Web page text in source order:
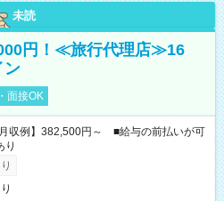
未読
円！≪旅行代理店≫16
ン
面接OK
収例】382,500円～ ■給与の前払いが可
り